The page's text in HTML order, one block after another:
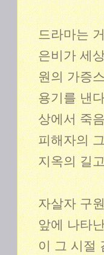
드라마는
은비가 세
원의 가증
용기를 낸
상에서 죽
피해자의
지옥의 길
자살자 구
앞에 나타
이 그 시절